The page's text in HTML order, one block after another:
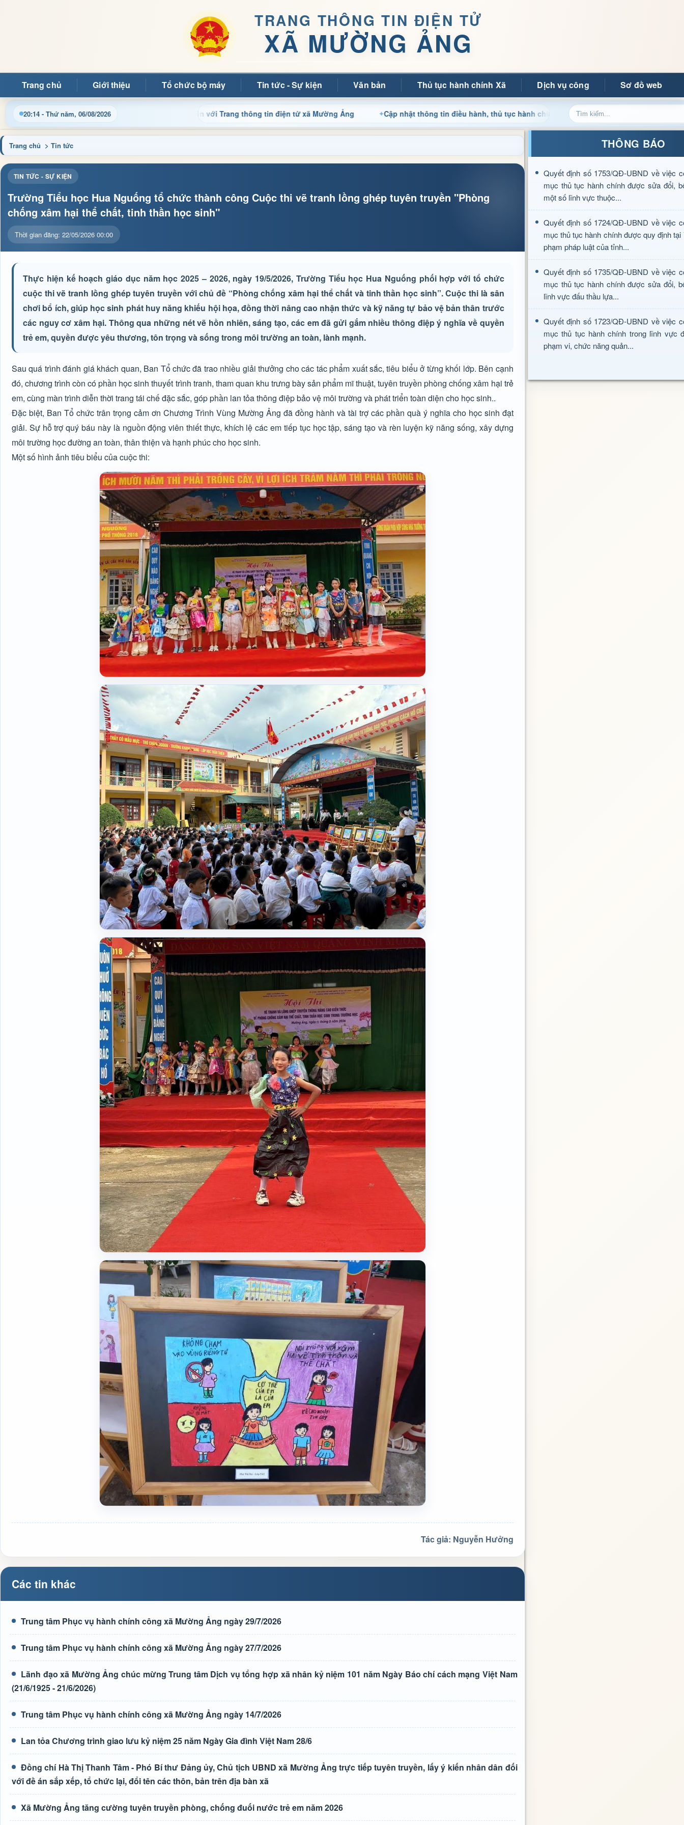
TRANG THÔNG TIN ĐIỆN TỬ
XÃ MƯỜNG ẢNG
Trang chủ Giới thiệu Tổ chức bộ máy Tin tức - Sự kiện Văn bản Thủ tục hành chính Xã Dịch vụ công Sơ đồ web
20:14 - Thứ năm, 06/08/2026
Chào mừng quý bạn đọc đến với Trang thông tin điện tử xã Mường Ảng Cập nhật thông tin điều hành, thủ tục hành chính và tin tức địa phương nhanh chóng, chính xác
Trang chủ > Tin tức
TIN TỨC - SỰ KIỆN
Trường Tiểu học Hua Nguống tổ chức thành công Cuộc thi vẽ tranh lồng ghép tuyên truyền "Phòng
chống xâm hại thể chất, tinh thần học sinh"
Thời gian đăng: 22/05/2026 00:00
Thực hiện kế hoạch giáo dục năm học 2025 – 2026, ngày 19/5/2026, Trường Tiểu học Hua Nguống phối hợp với tổ chức
cuộc thi vẽ tranh lồng ghép tuyên truyền với chủ đề “Phòng chống xâm hại thể chất và tinh thần học sinh”. Cuộc thi là sân
chơi bổ ích, giúp học sinh phát huy năng khiếu hội họa, đồng thời nâng cao nhận thức và kỹ năng tự bảo vệ bản thân trước
các nguy cơ xâm hại. Thông qua những nét vẽ hồn nhiên, sáng tạo, các em đã gửi gắm nhiều thông điệp ý nghĩa về quyền
trẻ em, quyền được yêu thương, tôn trọng và sống trong môi trường an toàn, lành mạnh.
Sau quá trình đánh giá khách quan, Ban Tổ chức đã trao nhiều giải thưởng cho các tác phẩm xuất sắc, tiêu biểu ở từng khối lớp. Bên cạnh
đó, chương trình còn có phần học sinh thuyết trình tranh, tham quan khu trưng bày sản phẩm mĩ thuật, tuyên truyền phòng chống xâm hại trẻ
em, cùng màn trình diễn thời trang tái chế đặc sắc, góp phần lan tỏa thông điệp bảo vệ môi trường và phát triển toàn diện cho học sinh..
Đặc biệt, Ban Tổ chức trân trọng cảm ơn Chương Trình Vùng Mường Ảng đã đồng hành và tài trợ các phần quà ý nghĩa cho học sinh đạt
giải. Sự hỗ trợ quý báu này là nguồn động viên thiết thực, khích lệ các em tiếp tục học tập, sáng tạo và rèn luyện kỹ năng sống, xây dựng
môi trường học đường an toàn, thân thiện và hạnh phúc cho học sinh.
Một số hình ảnh tiêu biểu của cuộc thi:
Tác giả: Nguyễn Hưởng
Các tin khác
Trung tâm Phục vụ hành chính công xã Mường Ảng ngày 29/7/2026
Trung tâm Phục vụ hành chính công xã Mường Ảng ngày 27/7/2026
Lãnh đạo xã Mường Ảng chúc mừng Trung tâm Dịch vụ tổng hợp xã nhân kỷ niệm 101 năm Ngày Báo chí cách mạng Việt Nam
(21/6/1925 - 21/6/2026)
Trung tâm Phục vụ hành chính công xã Mường Ảng ngày 14/7/2026
Lan tỏa Chương trình giao lưu kỷ niệm 25 năm Ngày Gia đình Việt Nam 28/6
Đồng chí Hà Thị Thanh Tâm - Phó Bí thư Đảng ủy, Chủ tịch UBND xã Mường Ảng trực tiếp tuyên truyền, lấy ý kiến nhân dân đối
với đề án sắp xếp, tổ chức lại, đổi tên các thôn, bản trên địa bàn xã
Xã Mường Ảng tăng cường tuyên truyền phòng, chống đuối nước trẻ em năm 2026
THÔNG BÁO
Quyết định số 1753/QĐ-UBND về việc
mục thủ tục hành chính được sửa đổi,
một số lĩnh vực thuộc...
Quyết định số 1724/QĐ-UBND về việc
mục thủ tục hành chính được quy định tại
phạm pháp luật của tỉnh...
Quyết định số 1735/QĐ-UBND về việc
mục thủ tục hành chính được sửa đổi,
lĩnh vực đấu thầu lựa...
Quyết định số 1723/QĐ-UBND về việc
mục thủ tục hành chính trong lĩnh vực
phạm vi, chức năng quản...